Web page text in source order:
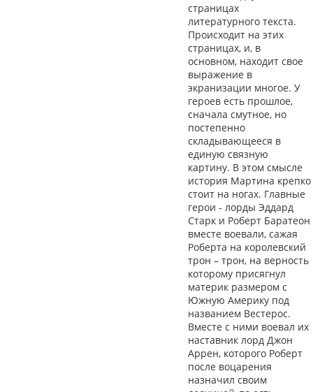
страницах
литературного текста.
Происходит на этих
страницах, и, в
основном, находит свое
выражение в
экранизации многое. У
героев есть прошлое,
сначала смутное, но
постепенно
складывающееся в
единую связную
картину. В этом смысле
история Мартина крепко
стоит на ногах. Главные
герои - лорды Эддард
Старк и Роберт Баратеон
вместе воевали, сажая
Роберта на королевский
трон – трон, на верность
которому присягнул
материк размером с
Южную Америку под
названием Вестерос.
Вместе с ними воевал их
наставник лорд Джон
Аррен, которого Роберт
после воцарения
назначил своим